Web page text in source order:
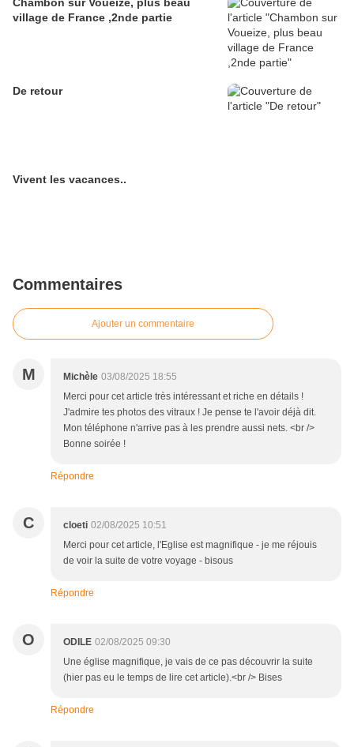
village de France ,2nde partie
De retour
Vivent les vacances..
Commentaires
Ajouter un commentaire
M Michèle 03/08/2025 18:55
Merci pour cet article très intéressant et riche en détails !
J'admire tes photos des vitraux ! Je pense te l'avoir déjà dit.
Mon téléphone n'arrive pas à les prendre aussi nets. <br />
Bonne soirée !
Répondre
C cloeti 02/08/2025 10:51
Merci pour cet article, l'Eglise est magnifique - je me réjouis
de voir la suite de votre voyage - bisous
Répondre
O ODILE 02/08/2025 09:30
Une église magnifique, je vais de ce pas découvrir la suite
(hier pas eu le temps de lire cet article).<br /> Bises
Répondre